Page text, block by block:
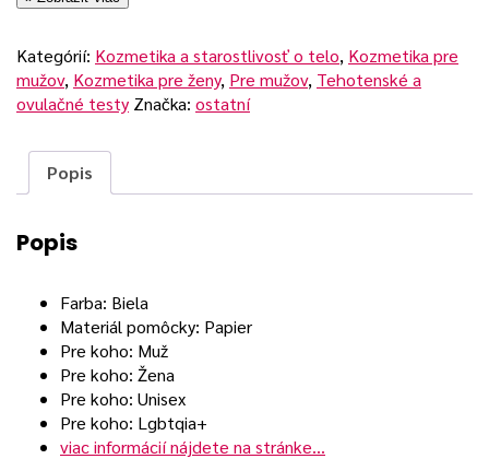
Kategórií: Kozmetika a starostlivosť o telo, Kozmetika pre
mužov, Kozmetika pre ženy, Pre mužov, Tehotenské a
ovulačné testy Značka: ostatní
Popis
Popis
Farba: Biela
Materiál pomôcky: Papier
Pre koho: Muž
Pre koho: Žena
Pre koho: Unisex
Pre koho: Lgbtqia+
viac informácií nájdete na stránke…